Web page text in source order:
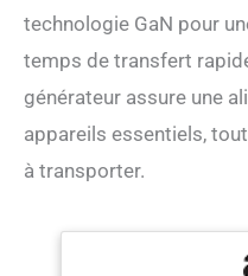
technologie GaN pour
temps de transfert
générateur assure une
appareils essentiels,
à transporter.